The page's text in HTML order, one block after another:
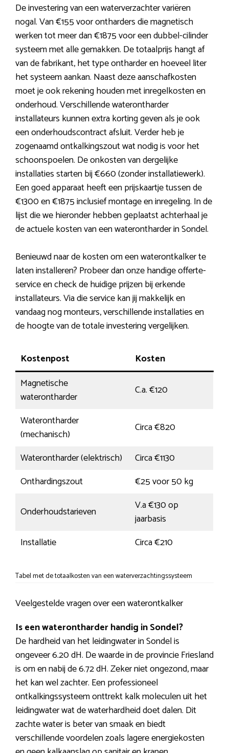
De investering van een waterverzachter variëren
nogal. Van €155 voor ontharders die magnetisch
werken tot meer dan €1875 voor een dubbel-cilinder
systeem met alle gemakken. De totaalprijs hangt af
van de fabrikant, het type ontharder en hoeveel liter
het systeem aankan. Naast deze aanschafkosten
moet je ook rekening houden met inregelkosten en
onderhoud. Verschillende waterontharder
installateurs kunnen extra korting geven als je ook
een onderhoudscontract afsluit. Verder heb je
zogenaamd ontkalkingszout wat nodig is voor het
schoonspoelen. De onkosten van dergelijke
installaties starten bij €660 (zonder installatiewerk).
Een goed apparaat heeft een prijskaartje tussen de
€1300 en €1875 inclusief montage en inregeling. In de
lijst die we hieronder hebben geplaatst achterhaal je
de actuele kosten van een waterontharder in Sondel.
Benieuwd naar de kosten om een waterontkalker te
laten installeren? Probeer dan onze handige offerte-
service en check de huidige prijzen bij erkende
installateurs. Via die service kan jij makkelijk en
vandaag nog monteurs, verschillende installaties en
de hoogte van de totale investering vergelijken.
Kostenpost
Kosten
Magnetische
waterontharder
C.a. €120
Waterontharder
(mechanisch)
Circa €820
Waterontharder (elektrisch)
Circa €1130
Onthardingszout
€25 voor 50 kg
Onderhoudstarieven
V.a €130 op
jaarbasis
Installatie
Circa €210
Tabel met de totaalkosten van een waterverzachtingssysteem
Veelgestelde vragen over een waterontkalker
Is een waterontharder handig in Sondel?
De hardheid van het leidingwater in Sondel is
ongeveer 6.20 dH. De waarde in de provincie Friesland
is om en nabij de 6.72 dH. Zeker niet ongezond, maar
het kan wel zachter. Een professioneel
ontkalkingssysteem onttrekt kalk moleculen uit het
leidingwater wat de waterhardheid doet dalen. Dit
zachte water is beter van smaak en biedt
verschillende voordelen zoals lagere energiekosten